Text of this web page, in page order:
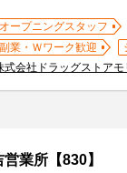
オープニングスタッフ
副業・Ｗワーク歓迎
式会社ドラッグストア
業所【830】